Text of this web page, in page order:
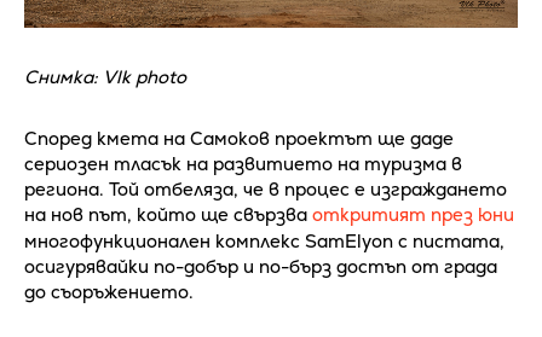
Снимка: Vlk photo
Според кмета на Самоков проектът ще даде
сериозен тласък на развитието на туризма в
региона. Той отбеляза, че в процес е изграждането
на нов път, който ще свързва откритият през юни
многофункционален комплекс SamElyon с пистата,
осигурявайки по-добър и по-бърз достъп от града
до съоръжението.